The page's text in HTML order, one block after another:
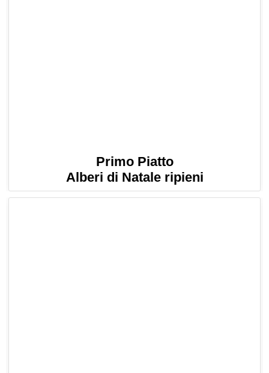
Primo Piatto
Alberi di Natale ripieni